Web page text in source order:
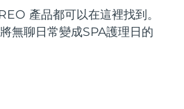
產品都可以在這裡找到。
無聊日常變成SPA護理日的
預計送達日期8/13/26